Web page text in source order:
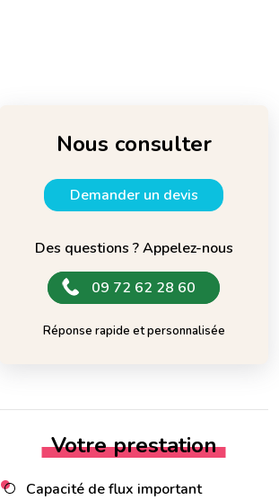
Nous consulter
Demander un devis
Des questions ? Appelez-nous
09 72 62 28 60
Réponse rapide et personnalisée
Votre prestation
Capacité de flux important